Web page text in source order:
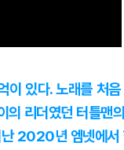
이 있다. 노래를 처
의 리더였던 터틀맨
난 2020년 엠넷에